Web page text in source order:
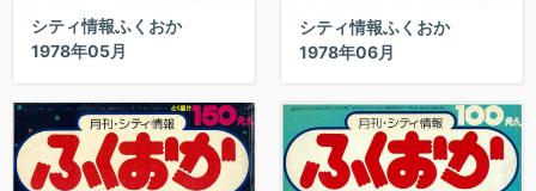
シティ情報ふくおか
1978年05月
シティ情報ふくおか
1978年06月